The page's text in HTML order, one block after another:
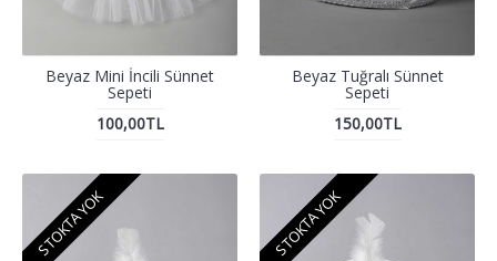
Beyaz Mini İncili Sünnet
Sepeti
100,00TL
Beyaz Tuğralı Sünnet
Sepeti
150,00TL
STOKTA YOK STOKTA YOK